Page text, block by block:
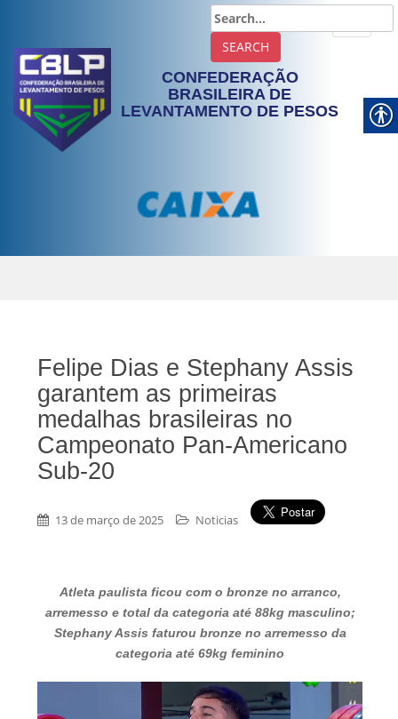
CONFEDERAÇÃO
BRASILEIRA DE
LEVANTAMENTO DE PESOS
Felipe Dias e Stephany Assis
garantem as primeiras
medalhas brasileiras no
Campeonato Pan-Americano
Sub-20
13 de março de 2025 Noticias
Atleta paulista ficou com o bronze no arranco,
arremesso e total da categoria até 88kg masculino;
Stephany Assis faturou bronze no arremesso da
categoria até 69kg feminino